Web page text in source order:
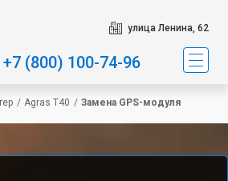
улица Ленина, 62
+7 (800) 100-74-96
/ Agras T40 / Замена GPS-модуля